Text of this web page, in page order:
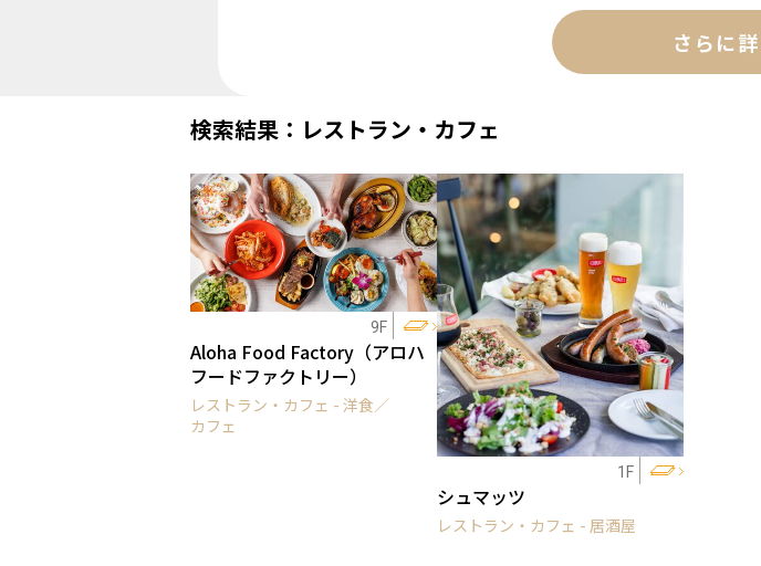
さらに詳
検索結果：レストラン・カフェ
9F
Aloha Food Factory（アロハ
フードファクトリー）
レストラン・カフェ - 洋食／
カフェ
1F
シュマッツ
レストラン・カフェ - 居酒屋